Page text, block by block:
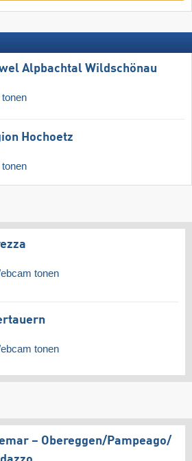
Alpbachtal Wildschönau
Hochoetz
tonen
tonen
– Obereggen/​Pampeago/​